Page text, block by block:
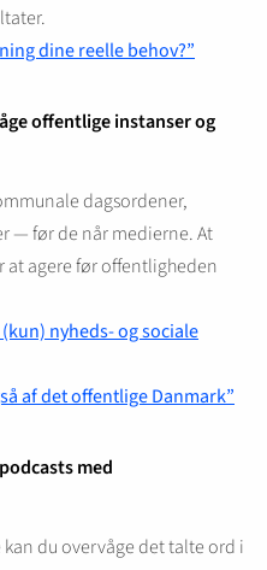
dine reelle behov?”
offentlige instanser og
dagsordener,
— før de når medierne. At
at agere før offentligheden
nyheds- og sociale
af det offentlige Danmark”
med
du overvåge det talte ord i